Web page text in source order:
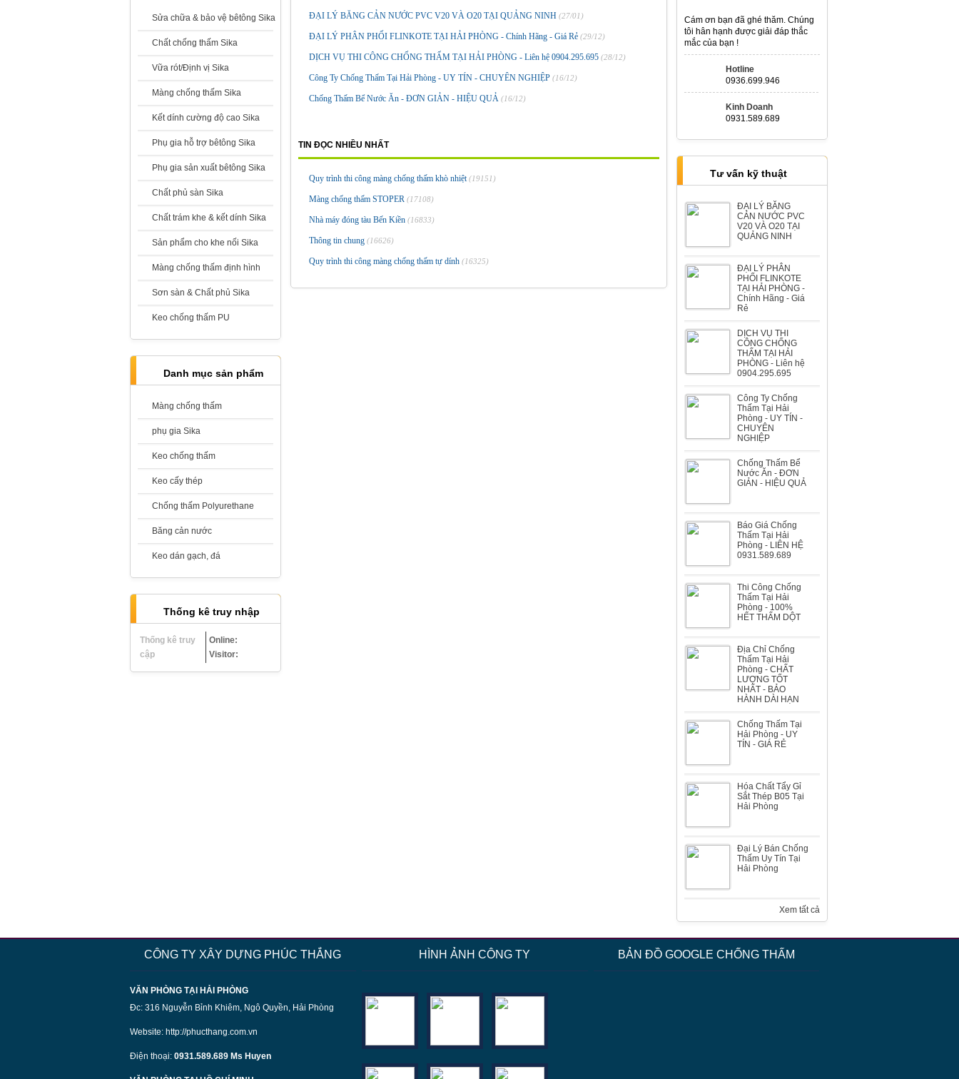
Sika Refit 2000
Giá:Liên hệ
Sika Monotop 610
Giá:Liên hệ
Sika Latex TH - Phụ gia kết nối, trộn
cùng vữa
Giá: Liên hệ
Sika Latex
Giá:Liên hệ
Sikatop Seal 107
Sikaproof Membrane
Sikaflex contruction AP - Chất trám
khe đàn hồi
Giá:
Sửa chữa & bảo vệ bêtông Sika
Chất chống thấm Sika
Vữa rót/Định vị Sika
Màng chống thấm Sika
Kết dính cường độ cao Sika
Phụ gia hỗ trợ bêtông Sika
Phụ gia sản xuất bêtông Sika
Chất phủ sàn Sika
Chất trám khe & kết dính Sika
Sản phẩm cho khe nối Sika
Màng chống thấm định hình
Sơn sàn & Chất phủ Sika
Keo chống thấm PU
Danh mục sản phẩm
Màng chống thấm
phụ gia Sika
Keo chống thấm
Keo cấy thép
Chống thấm Polyurethane
Băng cản nước
Keo dán gạch, đá
Thống kê truy nhập
Thống kê truy
cập
Online:
Visitor:
ĐẠI LÝ BĂNG CẢN NƯỚC PVC V20 VÀ O20 TẠI QUẢNG NINH (27/01)
ĐẠI LÝ PHÂN PHỐI FLINKOTE TẠI HẢI PHÒNG - Chính Hãng - Giá Rẻ (29/12)
DỊCH VỤ THI CÔNG CHỐNG THẤM TẠI HẢI PHÒNG - Liên hệ 0904.295.695 (28/12)
Công Ty Chống Thấm Tại Hải Phòng - UY TÍN - CHUYÊN NGHIỆP (16/12)
Chống Thấm Bể Nước Ăn - ĐƠN GIẢN - HIỆU QUẢ (16/12)
TIN ĐỌC NHIỀU NHẤT
Quy trình thi công màng chống thấm khò nhiệt(19151)
Màng chống thấm STOPER (17108)
Nhà máy đóng tàu Bến Kiền (16833)
Thông tin chung (16626)
Quy trình thi công màng chống thấm tự dính (16325)
Thi công mái
Phong
Biệt thự Ông Trương đường Lê
Hồng Phong
Biệt thự Ông Hùng đường Lương
Khánh Thiện
Biệt thự Bà Nghĩa dự án Sao Đỏ
Biệt thự Ông Huyến đường Lê Hồng
Phong
Nhà máy đóng tàu Bến Kiền
Nhà máy đóng tàu Bến Kiền
Màng chống thấm STOPER
Cám ơn bạn đã ghé thăm. Chúng
tôi hân hạnh được giải đáp thắc
mắc của bạn !
Hotline
0936.699.946
Kinh Doanh
0931.589.689
Tư vấn kỹ thuật
ĐẠI LÝ BĂNG
CẢN NƯỚC PVC
V20 VÀ O20 TẠI
QUẢNG NINH
ĐẠI LÝ PHÂN
PHỐI FLINKOTE
TẠI HẢI PHÒNG -
Chính Hãng - Giá
Rẻ
DỊCH VỤ THI
CÔNG CHỐNG
THẤM TẠI HẢI
PHÒNG - Liên hệ
0904.295.695
Công Ty Chống
Thấm Tại Hải
Phòng - UY TÍN -
CHUYÊN
NGHIỆP
Chống Thấm Bể
Nước Ăn - ĐƠN
GIẢN - HIỆU QUẢ
Báo Giá Chống
Thấm Tại Hải
Phòng - LIÊN HỆ
0931.589.689
Thi Công Chống
Thấm Tại Hải
Phòng - 100%
HẾT THẤM DỘT
Địa Chỉ Chống
Thấm Tại Hải
Phòng - CHẤT
LƯỢNG TỐT
NHẤT - BẢO
HÀNH DÀI HẠN
Chống Thấm Tại
Hải Phòng - UY
TÍN - GIÁ RẺ
Hóa Chất Tẩy Gỉ
Sắt Thép B05 Tại
Hải Phòng
Đại Lý Bán Chống
Thấm Uy Tín Tại
Hải Phòng
Xem tất cả
CÔNG TY XÂY DỰNG PHÚC THẮNG
VĂN PHÒNG TẠI HẢI PHÒNG
Đc: 316 Nguyễn Bỉnh Khiêm, Ngô Quyền, Hải Phòng
Website: http://phucthang.com.vn
Điện thoại: 0931.589.689 Ms Huyen
HÌNH ẢNH CÔNG TY BẢN ĐỒ GOOGLE CHỐNG THẤM